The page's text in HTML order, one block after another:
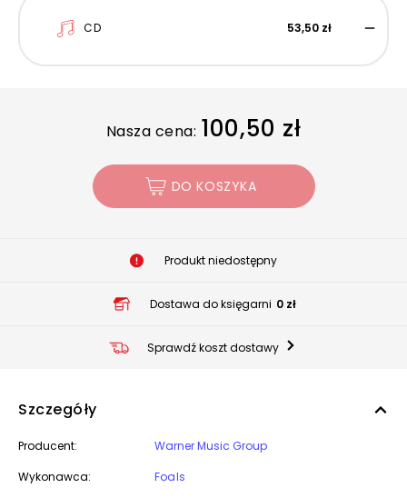
CD 53,50 zł
Nasza cena: 100,50 zł
DO KOSZYKA
Produkt niedostępny
Dostawa do księgarni 0 zł
Sprawdź koszt dostawy
Szczegóły
Producent:
Warner Music Group
Wykonawca:
Foals